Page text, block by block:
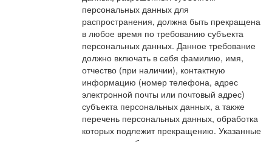
персональных данных для
распространения, должна быть прекращена
в любое время по требованию субъекта
персональных данных. Данное требование
должно включать в себя фамилию, имя,
отчество (при наличии), контактную
информацию (номер телефона, адрес
электронной почты или почтовый адрес)
субъекта персональных данных, а также
перечень персональных данных, обработка
которых подлежит прекращению. Указанные